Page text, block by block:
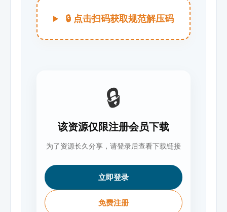
🔒 点击扫码获取规范解压码
🔒
该资源仅限注册会员下载
为了资源长久分享，请登录后查看下载链接
立即登录
免费注册